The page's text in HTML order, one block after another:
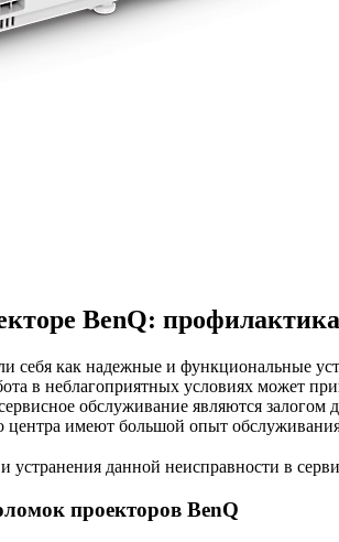
BenQ:
себя как надежные и функциональные
в неблагоприятных условиях может
обслуживание являются залогом
имеют большой опыт
устранения данной неисправности в
проекторов BenQ